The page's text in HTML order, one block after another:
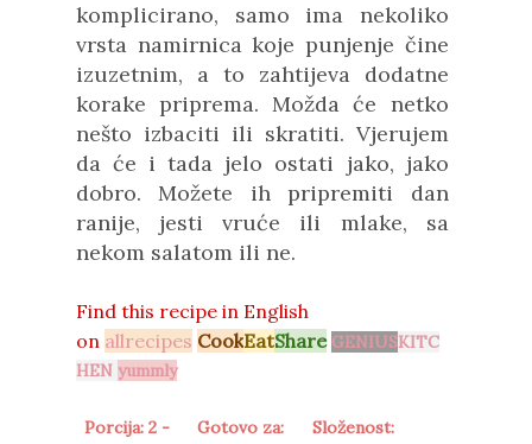
komplicirano, samo ima nekoliko
vrsta namirnica koje punjenje čine
izuzetnim, a to zahtijeva dodatne
korake priprema. Možda će netko
nešto izbaciti ili skratiti. Vjerujem
da će i tada jelo ostati jako, jako
dobro. Možete ih pripremiti dan
ranije, jesti vruće ili mlake, sa
nekom salatom ili ne.
Find this recipe in English
on allrecipes CookEatShare GENIUSKITC
HEN yummly
Porcija: 2 -
Gotovo za:
Složenost: